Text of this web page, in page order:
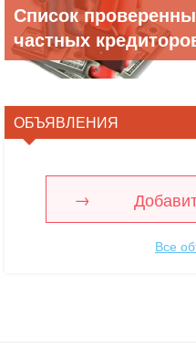
Список
частных
ОБЪЯВЛЕНИЯ
Все